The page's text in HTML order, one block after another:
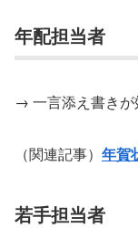
年配担当者
→ 一言添え書きが
（関連記事） 年賀
若手担当者